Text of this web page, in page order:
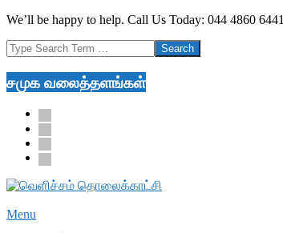
Skip
content
We’ll be happy to help. Call Us Today: 044 4860 6441
Search
சமுக வலைத்தளங்கள்
facebook
twitter
youtube
google
Secondary
Menu